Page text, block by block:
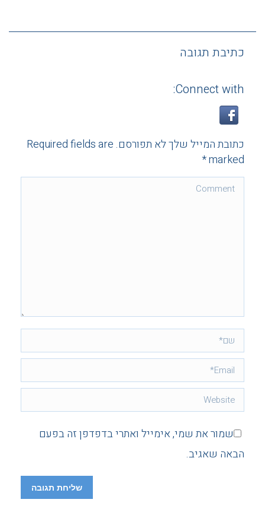
כתיבת תגובה
Connect with:
כתובת המייל שלך לא תפורסם. Required fields are
marked
*
Comment
שם *
Email *
Website
שמור את שמי, אימייל ואתרי בדפדפן זה בפעם
הבאה שאגיב.
שליחת תגובה